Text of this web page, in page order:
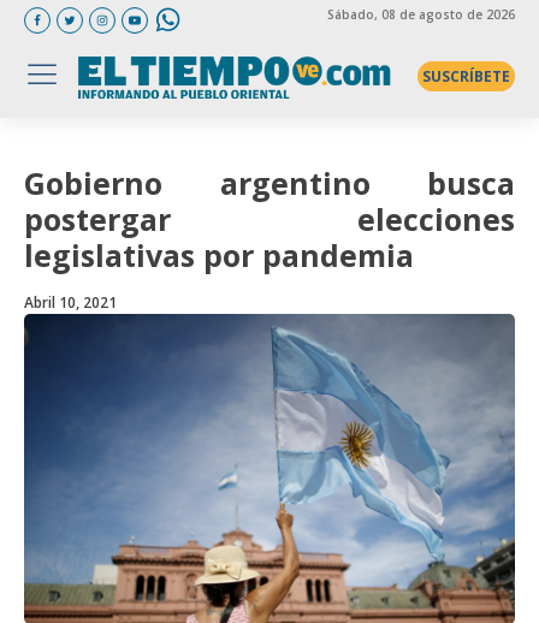
Sábado, 08 de agosto de 2026
SUSCRÍBETE
Gobierno argentino busca
postergar elecciones
legislativas por pandemia
Abril 10, 2021